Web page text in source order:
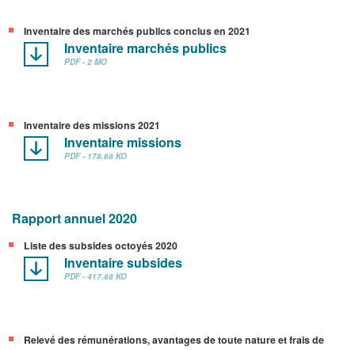
Inventaire des marchés publics conclus en 2021
Inventaire marchés publics
PDF - 2 MO
Inventaire des missions 2021
Inventaire missions
PDF - 178.68 KO
Rapport annuel 2020
Liste des subsides octoyés 2020
Inventaire subsides
PDF - 417.88 KO
Relevé des rémunérations, avantages de toute nature et frais de